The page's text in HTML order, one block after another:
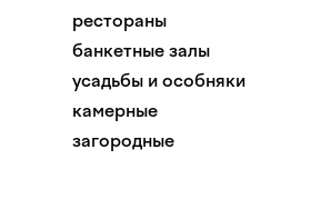
рестораны
банкетные залы
усадьбы и особняки
камерные
загородные